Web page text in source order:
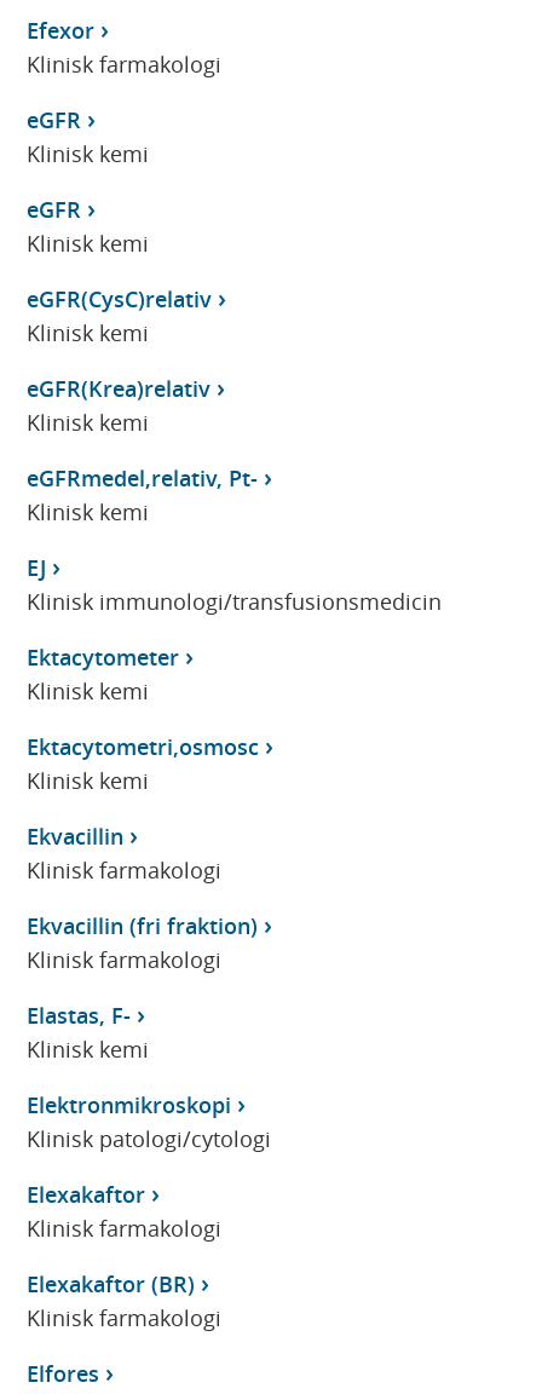
Efexor
Klinisk farmakologi
eGFR
Klinisk kemi
eGFR
Klinisk kemi
eGFR(CysC)relativ
Klinisk kemi
eGFR(Krea)relativ
Klinisk kemi
eGFRmedel,relativ, Pt-
Klinisk kemi
EJ
Klinisk immunologi/transfusionsmedicin
Ektacytometer
Klinisk kemi
Ektacytometri,osmosc
Klinisk kemi
Ekvacillin
Klinisk farmakologi
Ekvacillin (fri fraktion)
Klinisk farmakologi
Elastas, F-
Klinisk kemi
Elektronmikroskopi
Klinisk patologi/cytologi
Elexakaftor
Klinisk farmakologi
Elexakaftor (BR)
Klinisk farmakologi
Elfores